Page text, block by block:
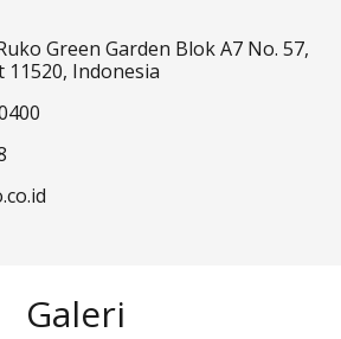
Green Garden Blok A7 No. 57,
11520, Indonesia
Galeri